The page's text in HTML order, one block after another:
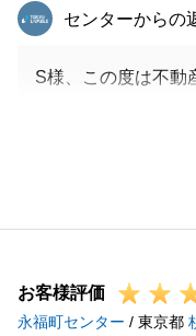
東急リバブル
センターからの
S様、この度は不動
力を頂けた為だと
新居のリフォーム
引き続き、末永く
お客様評価
永福町センター / 東京都